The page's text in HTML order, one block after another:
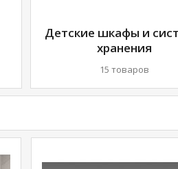
Детские шкафы и
хранения
15 товаров